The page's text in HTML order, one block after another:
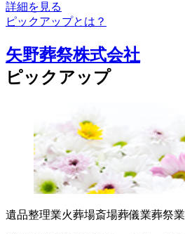
詳細を見る
ピックアップとは？
矢野葬祭株式会社
ピックアップ
遺品整理業火葬場斎場葬儀業葬祭業